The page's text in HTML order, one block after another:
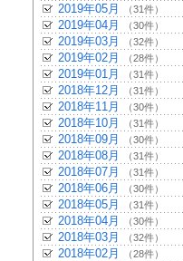
2019年05月 （31件）
2019年04月 （30件）
2019年03月 （32件）
2019年02月 （28件）
2019年01月 （31件）
2018年12月 （31件）
2018年11月 （30件）
2018年10月 （31件）
2018年09月 （30件）
2018年08月 （31件）
2018年07月 （31件）
2018年06月 （30件）
2018年05月 （31件）
2018年04月 （30件）
2018年03月 （32件）
2018年02月 （28件）